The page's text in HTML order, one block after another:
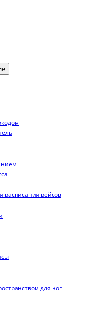
рейсов
для ног